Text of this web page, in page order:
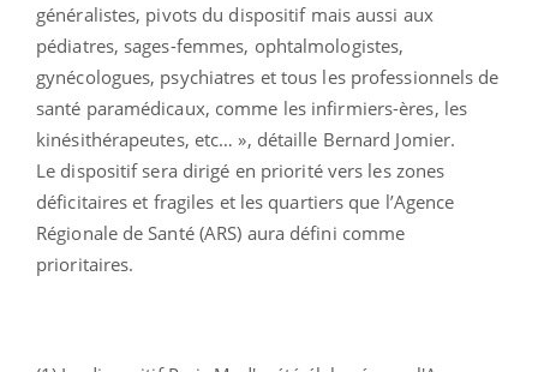
généralistes, pivots du dispositif mais aussi aux
pédiatres, sages-femmes, ophtalmologistes,
gynécologues, psychiatres et tous les professionnels de
santé paramédicaux, comme les infirmiers-ères, les
kinésithérapeutes, etc… », détaille Bernard Jomier.
Le dispositif sera dirigé en priorité vers les zones
déficitaires et fragiles et les quartiers que l’Agence
Régionale de Santé (ARS) aura défini comme
prioritaires.